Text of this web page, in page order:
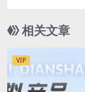
包变现从新手
相关文章
VIP